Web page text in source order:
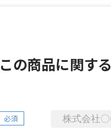
この商品に関する
必須